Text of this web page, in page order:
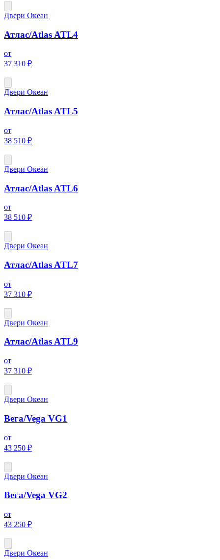
Двери Океан
Атлас/Atlas ATL4
от
37 310 ₽
Двери Океан
Атлас/Atlas ATL5
от
38 510 ₽
Двери Океан
Атлас/Atlas ATL6
от
38 510 ₽
Двери Океан
Атлас/Atlas ATL7
от
37 310 ₽
Двери Океан
Атлас/Atlas ATL9
от
37 310 ₽
Двери Океан
Вега/Vega VG1
от
43 250 ₽
Двери Океан
Вега/Vega VG2
от
43 250 ₽
Двери Океан